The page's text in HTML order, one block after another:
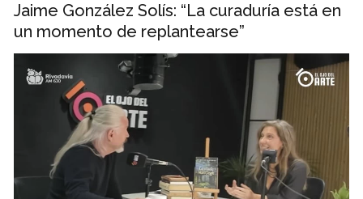
Jaime González Solís: “La curaduría está en
un momento de replantearse”